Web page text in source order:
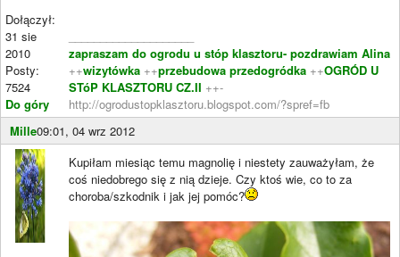
Dołączył:
31 sie
2010
Posty:
7524
Do góry
zapraszam do ogrodu u stóp klasztoru- pozdrawiam Alina
++wizytówka ++przebudowa przedogródka ++OGRÓD U
STóP KLASZTORU CZ.II ++-
http://ogrodustopklasztoru.blogspot.com/?spref=fb
Mille09:01, 04 wrz 2012
Kupiłam miesiąc temu magnolię i niestety zauważyłam, że
coś niedobrego się z nią dzieje. Czy ktoś wie, co to za
choroba/szkodnik i jak jej pomóc?